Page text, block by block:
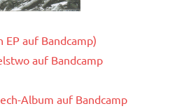
EP auf Bandcamp)
auf Bandcamp
Album auf Bandcamp